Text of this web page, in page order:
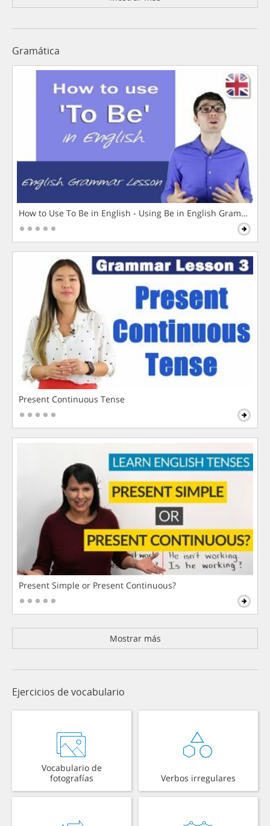
Gramática
How to Use To Be in English - Using Be in English Grammar
Present Continuous Tense
Present Simple or Present Continuous?
Mostrar más
Ejercicios de vocabulario
Vocabulario de
fotografías
Verbos irregulares